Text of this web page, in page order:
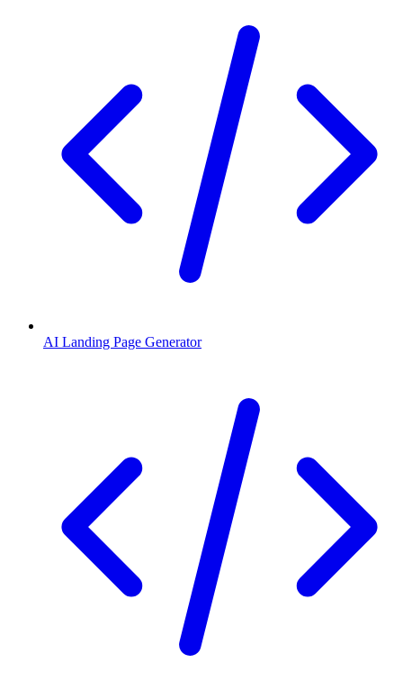
AI Landing Page Generator